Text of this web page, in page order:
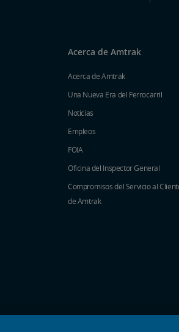
Acerca de Amtrak
Acerca de Amtrak
Una Nueva Era del Ferrocarril
Noticias
Empleos
FOIA
Oficina del Inspector General
Compromisos del Servicio al
de Amtrak